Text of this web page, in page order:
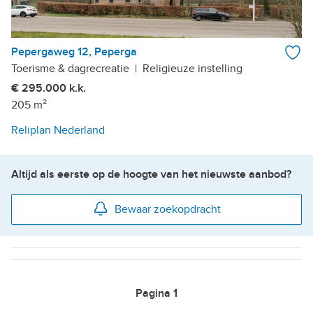
Pepergaweg 12, Peperga
Toerisme & dagrecreatie | Religieuze instelling
€ 295.000 k.k.
205 m²
Reliplan Nederland
Altijd als eerste op de hoogte van het nieuwste aanbod?
Bewaar zoekopdracht
Pagina 1